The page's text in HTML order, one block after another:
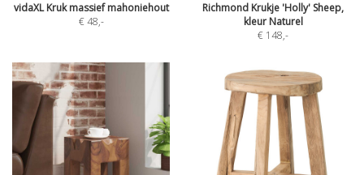
vidaXL Kruk massief mahoniehout
€ 48,-
Richmond Krukje 'Holly' Sheep,
kleur Naturel
€ 148,-